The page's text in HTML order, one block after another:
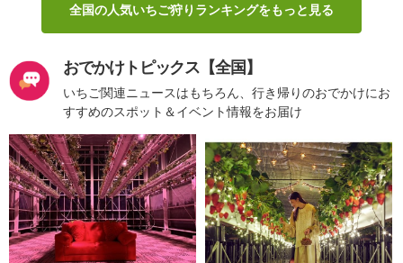
全国の人気いちご狩りランキングをもっと見る
おでかけトピックス【全国】
いちご関連ニュースはもちろん、行き帰りのおでかけにお
すすめのスポット＆イベント情報をお届け